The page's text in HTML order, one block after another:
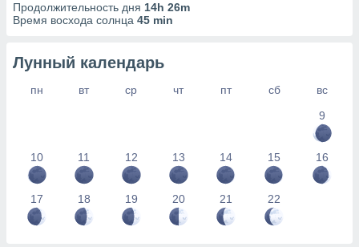
Продолжительность дня 14h 26m
Время восхода солнца 45 min
Лунный календарь
пн вт ср чт пт сб
вс
9
10 11 12 13 14 15 16
17 18 19 20 21 22